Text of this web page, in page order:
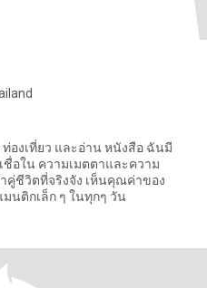
องเที่ยว และอ่าน หนังสือ ฉันมี
อใน ความเมตตาและความ
คู่ชีวิตที่จริงจัง เห็นคุณค่าของ
นติกเล็ก ๆ ในทุกๆ วัน